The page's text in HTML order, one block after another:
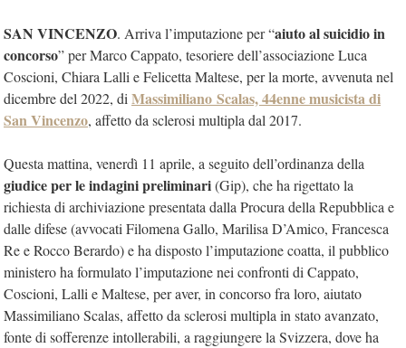
SAN VINCENZO. Arriva l’imputazione per “aiuto al suicidio in
concorso” per Marco Cappato, tesoriere dell’associazione Luca
Coscioni, Chiara Lalli e Felicetta Maltese, per la morte, avvenuta nel
dicembre del 2022, diMassimiliano Scalas, 44enne musicista di
San Vincenzo, affetto da sclerosi multipla dal 2017.
Questa mattina, venerdì 11 aprile, a seguito dell’ordinanza della
giudice per le indagini preliminari(Gip), che ha rigettato la
richiesta di archiviazione presentata dalla Procura della Repubblica e
dalle difese (avvocati Filomena Gallo, Marilisa D’Amico, Francesca
Re e Rocco Berardo) e ha disposto l’imputazione coatta, il pubblico
ministero ha formulato l’imputazione nei confronti di Cappato,
Coscioni, Lalli e Maltese, per aver, in concorso fra loro, aiutato
Massimiliano Scalas, affetto da sclerosi multipla in stato avanzato,
fonte di sofferenze intollerabili, a raggiungere la Svizzera, dove ha